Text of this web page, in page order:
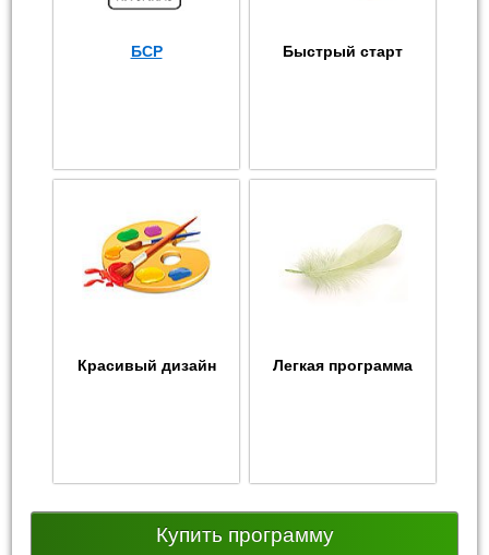
БСР Быстрый старт
Красивый дизайн Легкая программа
Купить программу